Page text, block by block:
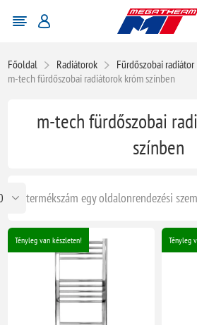
Főoldal Radiátorok
Fürdőszobai radiátor
m-tech fürdőszobai radiátorok króm színben
m-tech fürdőszobai
színben
rendezési
termékszám egy oldalon
Tényleg van készleten! Tényleg